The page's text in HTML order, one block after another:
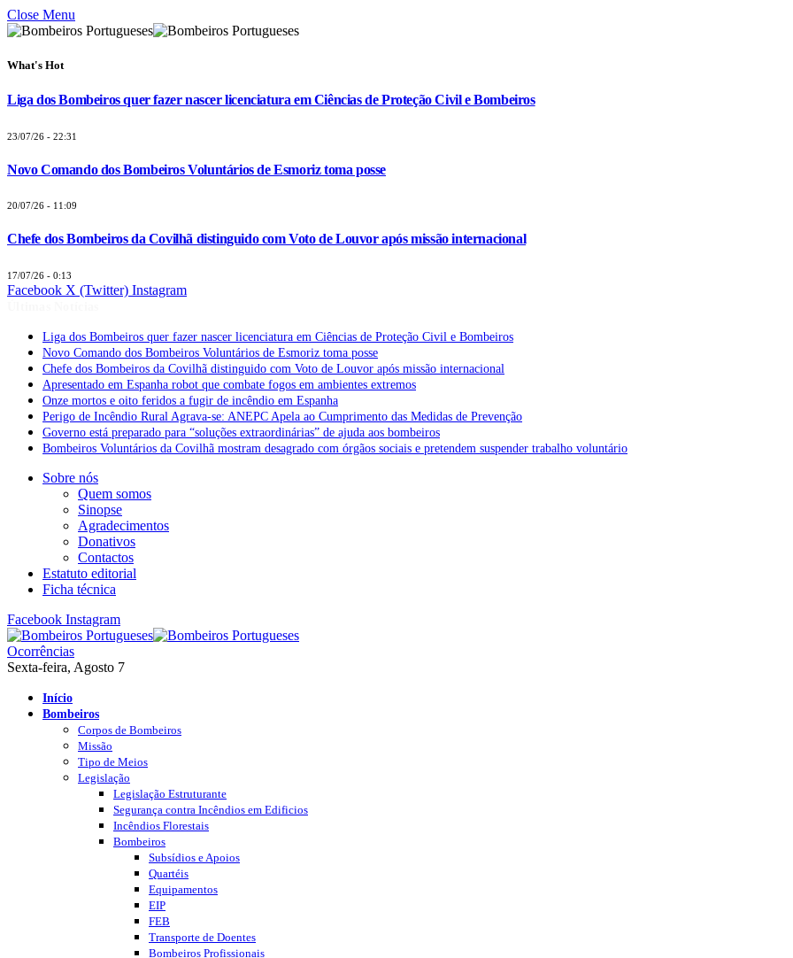
Close Menu
What's Hot
Liga dos Bombeiros quer fazer nascer licenciatura em Ciências de Proteção Civil e Bombeiros
23/07/26 - 22:31
Novo Comando dos Bombeiros Voluntários de Esmoriz toma posse
20/07/26 - 11:09
Chefe dos Bombeiros da Covilhã distinguido com Voto de Louvor após missão internacional
17/07/26 - 0:13
Facebook X (Twitter) Instagram
Liga dos Bombeiros quer fazer nascer licenciatura em Ciências de Proteção Civil e Bombeiros
Novo Comando dos Bombeiros Voluntários de Esmoriz toma posse
Chefe dos Bombeiros da Covilhã distinguido com Voto de Louvor após missão internacional
Apresentado em Espanha robot que combate fogos em ambientes extremos
Onze mortos e oito feridos a fugir de incêndio em Espanha
Perigo de Incêndio Rural Agrava-se: ANEPC Apela ao Cumprimento das Medidas de Prevenção
Governo está preparado para “soluções extraordinárias” de ajuda aos bombeiros
Bombeiros Voluntários da Covilhã mostram desagrado com órgãos sociais e pretendem suspender trabalho voluntário
Sobre nós
Quem somos
Sinopse
Agradecimentos
Donativos
Contactos
Estatuto editorial
Ficha técnica
Facebook Instagram
Ocorrências
Sexta-feira, Agosto 7
Início
Bombeiros
Corpos de Bombeiros
Missão
Tipo de Meios
Legislação
Legislação Estruturante
Segurança contra Incêndios em Edificios
Incêndios Florestais
Bombeiros
Subsídios e Apoios
Quartéis
Equipamentos
EIP
FEB
Transporte de Doentes
Bombeiros Profissionais